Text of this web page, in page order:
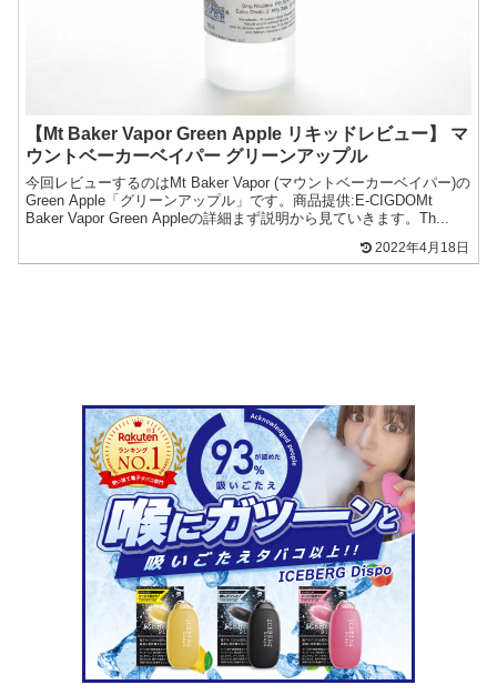
【Mt Baker Vapor Green Apple リキッドレビュー】 マ
ウントベーカーベイパー グリーンアップル
今回レビューするのはMt Baker Vapor (マウントベーカーベイパー)の
Green Apple「グリーンアップル」です。商品提供:E-CIGDOMt
Baker Vapor Green Appleの詳細まず説明から見ていきます。Th...
2022年4月18日